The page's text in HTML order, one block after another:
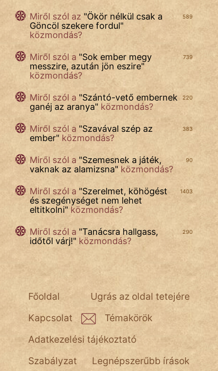
589
Miről szól az "Ökör nélkül csak a
Göncöl szekere fordul"
közmondás?
739
Miről szól a "Sok ember megy
messzire, azután jön eszire"
közmondás?
220
Miről szól a "Szántó-vető embernek
ganéj az aranya" közmondás?
383
Miről szól a "Szavával szép az
ember" közmondás?
90
Miről szól a "Szemesnek a játék,
vaknak az alamizsna"közmondás?
1403
Miről szól a "Szerelmet, köhögést
és szegénységet nem lehet
eltitkolni" közmondás?
290
Miről szól a "Tanácsra hallgass,
időtől várj!" közmondás?
Ugrás az oldal tetejére
Főoldal
Kapcsolat
Témakörök
Adatkezelési tájékoztató
Szabályzat
Legnépszerűbb írások